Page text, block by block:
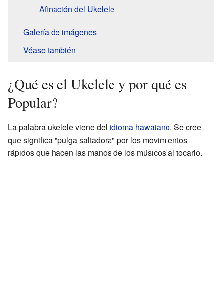
Afinación del Ukelele
Galería de imágenes
Véase también
¿Qué es el Ukelele y por qué es
Popular?
La palabra ukelele viene del idioma hawaiano. Se cree
que significa "pulga saltadora" por los movimientos
rápidos que hacen las manos de los músicos al tocarlo.